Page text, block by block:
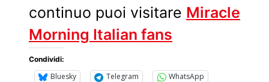
continuo puoi visitare Miracle
Morning Italian fans
Condividi:
Bluesky Telegram
WhatsApp